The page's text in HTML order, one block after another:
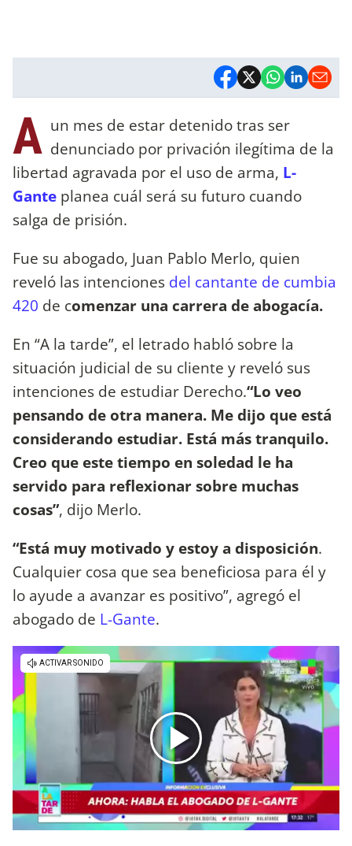
A un mes de estar detenido tras ser
denunciado por privación ilegítima de la
libertad agravada por el uso de arma, L-
Gante planea cuál será su futuro cuando
salga de prisión.
Fue su abogado, Juan Pablo Merlo, quien
reveló las intenciones del cantante de cumbia
420 de comenzar una carrera de abogacía.
En “A la tarde”, el letrado habló sobre la
situación judicial de su cliente y reveló sus
intenciones de estudiar Derecho.“Lo veo
pensando de otra manera. Me dijo que está
considerando estudiar. Está más tranquilo.
Creo que este tiempo en soledad le ha
servido para reflexionar sobre muchas
cosas”, dijo Merlo.
“Está muy motivado y estoy a disposición.
Cualquier cosa que sea beneficiosa para él y
lo ayude a avanzar es positivo”, agregó el
abogado de L-Gante.